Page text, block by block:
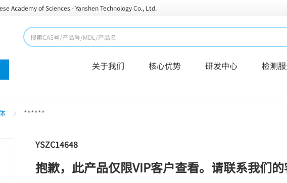
Academy of Sciences - Yanshen Technology Co., Ltd.
关于我们 核心优势 研发中心 检测
******
YSZC14648
抱歉，此产品仅限VIP客户查看。请联系我们的